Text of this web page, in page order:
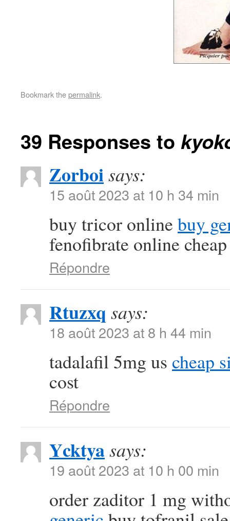
Bookmark thepermalink.
39 Responses to
Zorboisays:
15 août 2023 at 10 h 34 min
buy tricor online buy
fenofibrate online cheap
Répondre
Rtuzxq says:
18 août 2023 at 8 h 44 min
tadalafil 5mg us cheap
cost
Répondre
Ycktyasays:
19 août 2023 at 10 h 00 min
order zaditor 1 mg